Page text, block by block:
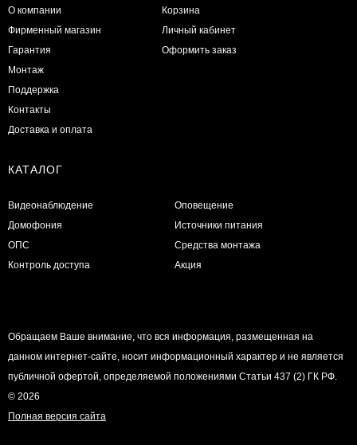
О компании
Фирменный магазин
Гарантия
Монтаж
Поддержка
Контакты
Доставка и оплата
Корзина
Личный кабинет
Оформить заказ
КАТАЛОГ
Видеонаблюдение
Домофония
ОПС
Контроль доступа
Оповещение
Источники питания
Средства монтажа
Акция
Обращаем Ваше внимание, что вся информация, размещенная на
данном интернет-сайте, носит информационный характер и не является
публичной офертой, определяемой положениями Статьи 437 (2) ГК РФ.
© 2026
Полная версия сайта